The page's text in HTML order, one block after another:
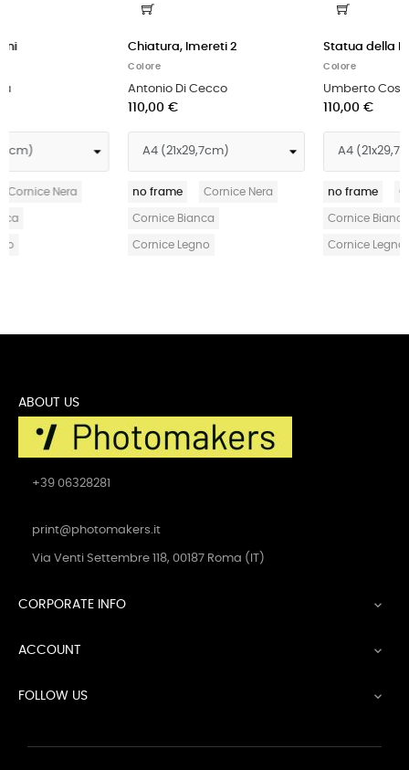
Statua della Libertà
Umberto Costamagna
no frame Cornice Nera
Cornice Bianca
Cornice Legno
Francesco Brigida
no frame Cornice Nera
Cornice Bianca
Cornice Legno
ABOUT US
+39 06328281
print@photomakers.it
Via Venti Settembre 118, 00187 Roma (IT)
CORPORATE INFO 
ACCOUNT 
FOLLOW US 